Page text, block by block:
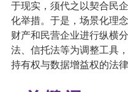
于现实，须代之以契合民
化举措。于是，场景化理
财产和民营企业进行纵横
法、信托法等为调整工具
持有权与数据增益权的法律